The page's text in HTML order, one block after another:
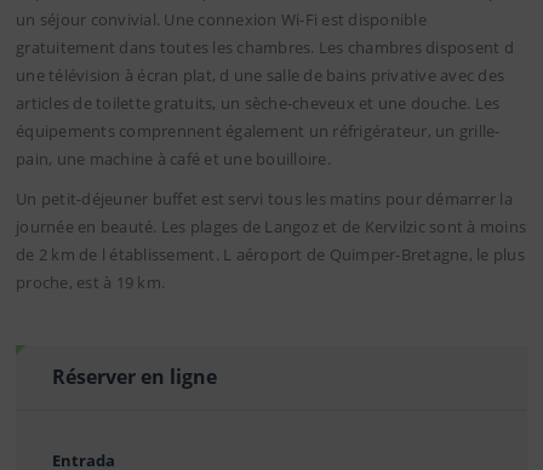
un séjour convivial. Une connexion Wi-Fi est disponible
gratuitement dans toutes les chambres. Les chambres disposent d
une télévision à écran plat, d une salle de bains privative avec des
articles de toilette gratuits, un sèche-cheveux et une douche. Les
équipements comprennent également un réfrigérateur, un grille-
pain, une machine à café et une bouilloire.
Un petit-déjeuner buffet est servi tous les matins pour démarrer la
journée en beauté. Les plages de Langoz et de Kervilzic sont à moins
de 2 km de l établissement. L aéroport de Quimper-Bretagne, le plus
proche, est à 19 km.
Réserver en ligne
Entrada